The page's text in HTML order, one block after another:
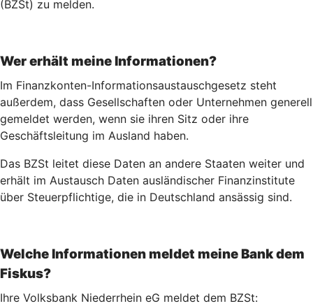
(BZSt) zu melden.
Wer erhält meine Informationen?
Im Finanzkonten-Informationsaustauschgesetz steht
außerdem, dass Gesellschaften oder Unternehmen generell
gemeldet werden, wenn sie ihren Sitz oder ihre
Geschäftsleitung im Ausland haben.
Das BZSt leitet diese Daten an andere Staaten weiter und
erhält im Austausch Daten ausländischer Finanzinstitute
über Steuerpflichtige, die in Deutschland ansässig sind.
Welche Informationen meldet meine Bank dem
Fiskus?
Ihre Volksbank Niederrhein eG meldet dem BZSt: